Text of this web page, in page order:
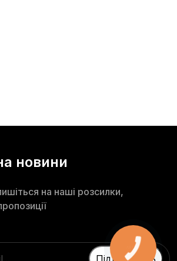
новини
на наші розсилки,